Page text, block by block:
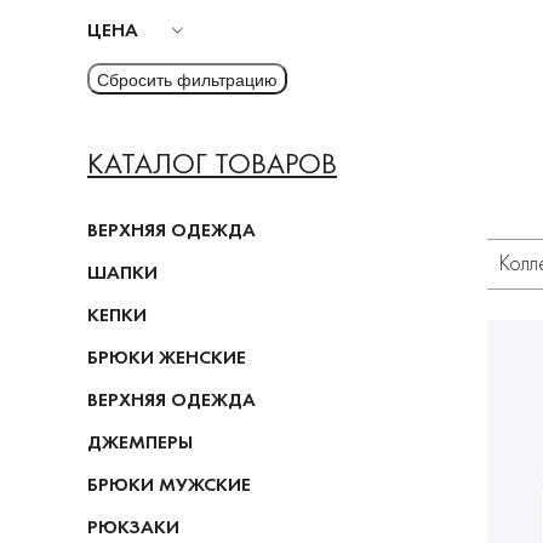
ЦЕНА
КАТАЛОГ ТОВАРОВ
ВЕРХНЯЯ ОДЕЖДА
ШАПКИ
КЕПКИ
БРЮКИ ЖЕНСКИЕ
ВЕРХНЯЯ ОДЕЖДА
ДЖЕМПЕРЫ
БРЮКИ МУЖСКИЕ
РЮКЗАКИ